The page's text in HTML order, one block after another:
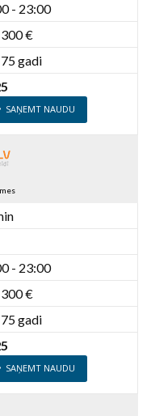
- 23:00
€
gadi
SAŅEMT NAUDU
- 23:00
€
gadi
SAŅEMT NAUDU